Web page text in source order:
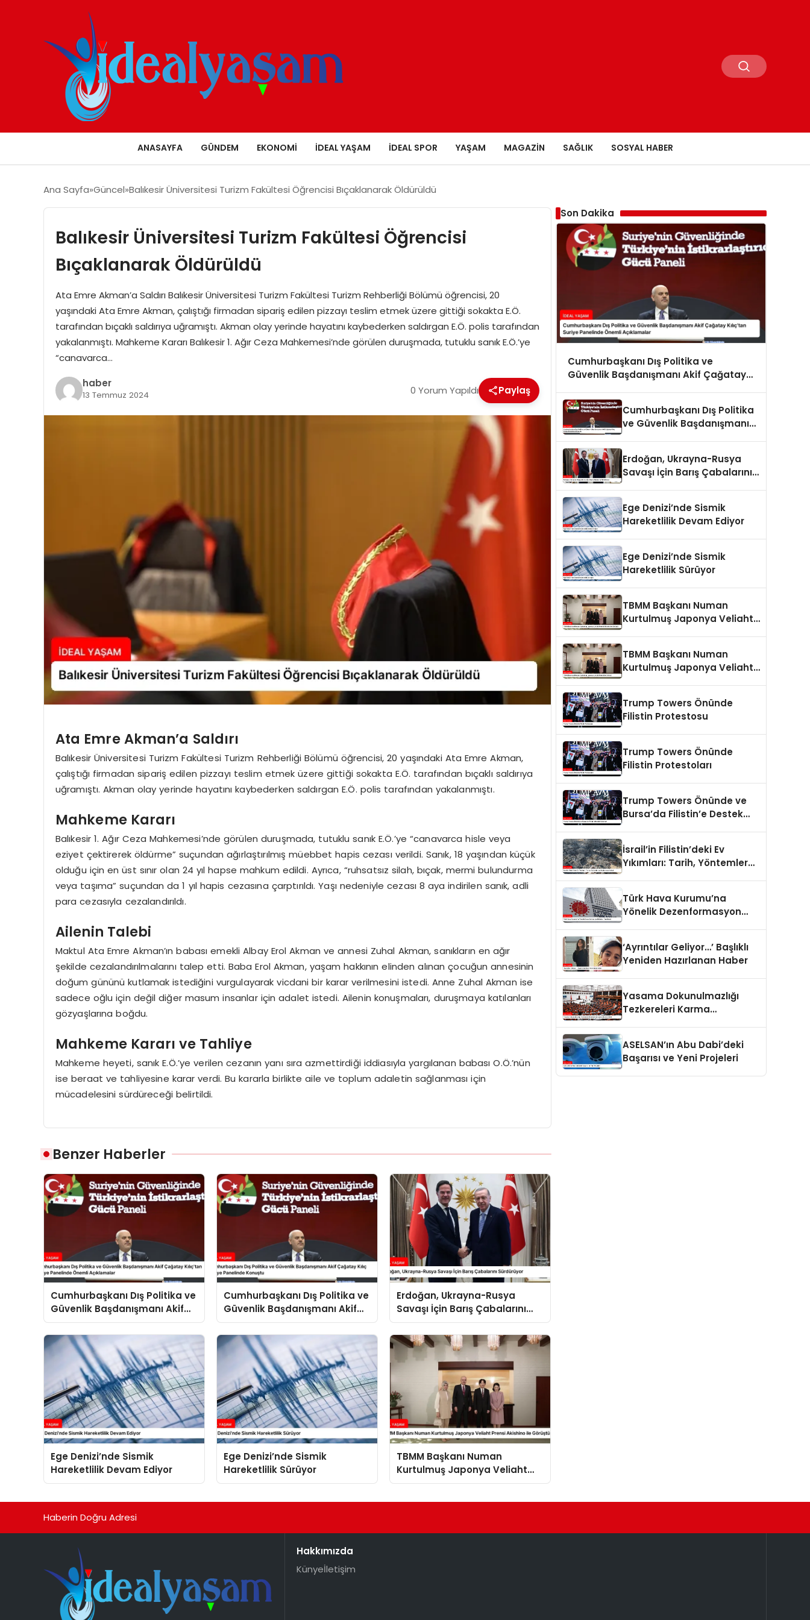
ANASAYFA GÜNDEM EKONOMI İDEAL YAŞAM İDEAL SPOR YAŞAM MAGAZIN SAĞLIK SOSYAL HABER
Ana Sayfa Güncel Balıkesir Üniversitesi Turizm Fakültesi Öğrencisi Bıçaklanarak Öldürüldü
Balıkesir Üniversitesi Turizm Fakültesi Öğrencisi
Bıçaklanarak Öldürüldü
Ata Emre Akman’a Saldırı Balıkesir Üniversitesi Turizm Fakültesi Turizm Rehberliği Bölümü öğrencisi, 20
yaşındaki Ata Emre Akman, çalıştığı firmadan sipariş edilen pizzayı teslim etmek üzere gittiği sokakta E.Ö.
tarafından bıçaklı saldırıya uğramıştı. Akman olay yerinde hayatını kaybederken saldırgan E.Ö. polis tarafından
yakalanmıştı. Mahkeme Kararı Balıkesir 1. Ağır Ceza Mahkemesi’nde görülen duruşmada, tutuklu sanık E.Ö.’ye
“canavarca…
haber
13 Temmuz 2024 0 Yorum Yapıldı Paylaş
Ata Emre Akman’a Saldırı
Balıkesir Üniversitesi Turizm Fakültesi Turizm Rehberliği Bölümü öğrencisi, 20 yaşındaki Ata Emre Akman,
çalıştığı firmadan sipariş edilen pizzayı teslim etmek üzere gittiği sokakta E.Ö. tarafından bıçaklı saldırıya
uğramıştı. Akman olay yerinde hayatını kaybederken saldırgan E.Ö. polis tarafından yakalanmıştı.
Mahkeme Kararı
Balıkesir 1. Ağır Ceza Mahkemesi’nde görülen duruşmada, tutuklu sanık E.Ö.’ye “canavarca hisle veya
eziyet çektirerek öldürme” suçundan ağırlaştırılmış müebbet hapis cezası verildi. Sanık, 18 yaşından küçük
olduğu için en üst sınır olan 24 yıl hapse mahkum edildi. Ayrıca, “ruhsatsız silah, bıçak, mermi bulundurma
veya taşıma” suçundan da 1 yıl hapis cezasına çarptırıldı. Yaşı nedeniyle cezası 8 aya indirilen sanık, adli
para cezasıyla cezalandırıldı.
Ailenin Talebi
Maktul Ata Emre Akman’ın babası emekli Albay Erol Akman ve annesi Zuhal Akman, sanıkların en ağır
şekilde cezalandırılmalarını talep etti. Baba Erol Akman, yaşam hakkının elinden alınan çocuğun annesinin
doğum gününü kutlamak istediğini vurgulayarak vicdani bir karar verilmesini istedi. Anne Zuhal Akman ise
sadece oğlu için değil diğer masum insanlar için adalet istedi. Ailenin konuşmaları, duruşmaya katılanları
gözyaşlarına boğdu.
Mahkeme Kararı ve Tahliye
Mahkeme heyeti, sanık E.Ö.’ye verilen cezanın yanı sıra azmettirdiği iddiasıyla yargılanan babası O.Ö.’nün
ise beraat ve tahliyesine karar verdi. Bu kararla birlikte aile ve toplum adaletin sağlanması için
mücadelesini sürdüreceği belirtildi.
Benzer Haberler
Cumhurbaşkanı Dış Politika ve
Güvenlik Başdanışmanı Akif
Çağatay Kılıç’tan Suriye
Panelinde Önemli Açıklamalar
Cumhurbaşkanı Dış Politika ve
Güvenlik Başdanışmanı Akif
Çağatay Kılıç Suriye Panelinde
Konuştu
Erdoğan, Ukrayna-Rusya
Savaşı İçin Barış Çabalarını
Sürdürüyor
Ege Denizi’nde Sismik
Hareketlilik Devam Ediyor
Ege Denizi’nde Sismik
Hareketlilik Sürüyor
TBMM Başkanı Numan
Kurtulmuş Japonya Veliaht
Prensi Akishino ile Görüştü
Son Dakika
Cumhurbaşkanı Dış Politika ve
Güvenlik Başdanışmanı Akif Çağatay
Açıklamalar
Cumhurbaşkanı Dış Politika
ve Güvenlik Başdanışmanı
Erdoğan, Ukrayna-Rusya
Savaşı İçin Barış Çabalarını
Ege Denizi’nde Sismik
Hareketlilik Devam Ediyor
Ege Denizi’nde Sismik
Hareketlilik Sürüyor
TBMM Başkanı Numan
Kurtulmuş Japonya Veliaht
TBMM Başkanı Numan
Kurtulmuş Japonya Veliaht
Trump Towers Önünde
Filistin Protestosu
Trump Towers Önünde
Filistin Protestoları
Trump Towers Önünde ve
Bursa’da Filistin’e Destek
İsrail’in Filistin’deki Ev
Yıkımları: Tarih, Yöntemler
Türk Hava Kurumu’na
Yönelik Dezenformasyon
‘Ayrıntılar Geliyor…’ Başlıklı
Yeniden Hazırlanan Haber
Yasama Dokunulmazlığı
Tezkereleri Karma
ASELSAN’ın Abu Dabi’deki
Başarısı ve Yeni Projeleri
Haberin Doğru Adresi
Hakkımızda
Künyeİletişim